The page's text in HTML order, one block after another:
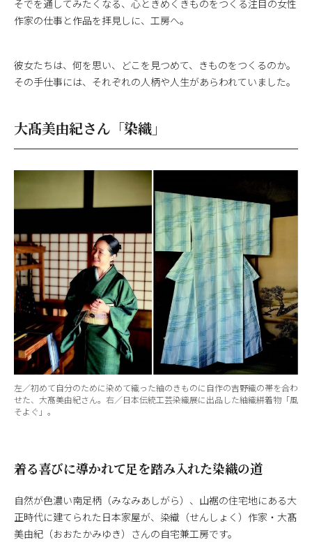
そでを通してみたくなる、心ときめくきものをつくる注目の女性
作家の仕事と作品を拝見しに、工房へ。
彼女たちは、何を思い、どこを見つめて、きものをつくるのか。
その手仕事には、それぞれの人柄や人生があらわれていました。
大髙美由紀さん「染織」
左／初めて自分のために染めて織った紬のきものに自作の吉野織の帯を合わ
せた、大髙美由紀さん。右／日本伝統工芸染織展に出品した紬織絣着物「風
そよぐ」。
着る喜びに導かれて足を踏み入れた染織の道
自然が色濃い南足柄（みなみあしがら）、山裾の住宅地にある大
正時代に建てられた日本家屋が、染織（せんしょく）作家・大髙
美由紀（おおたかみゆき）さんの自宅兼工房です。